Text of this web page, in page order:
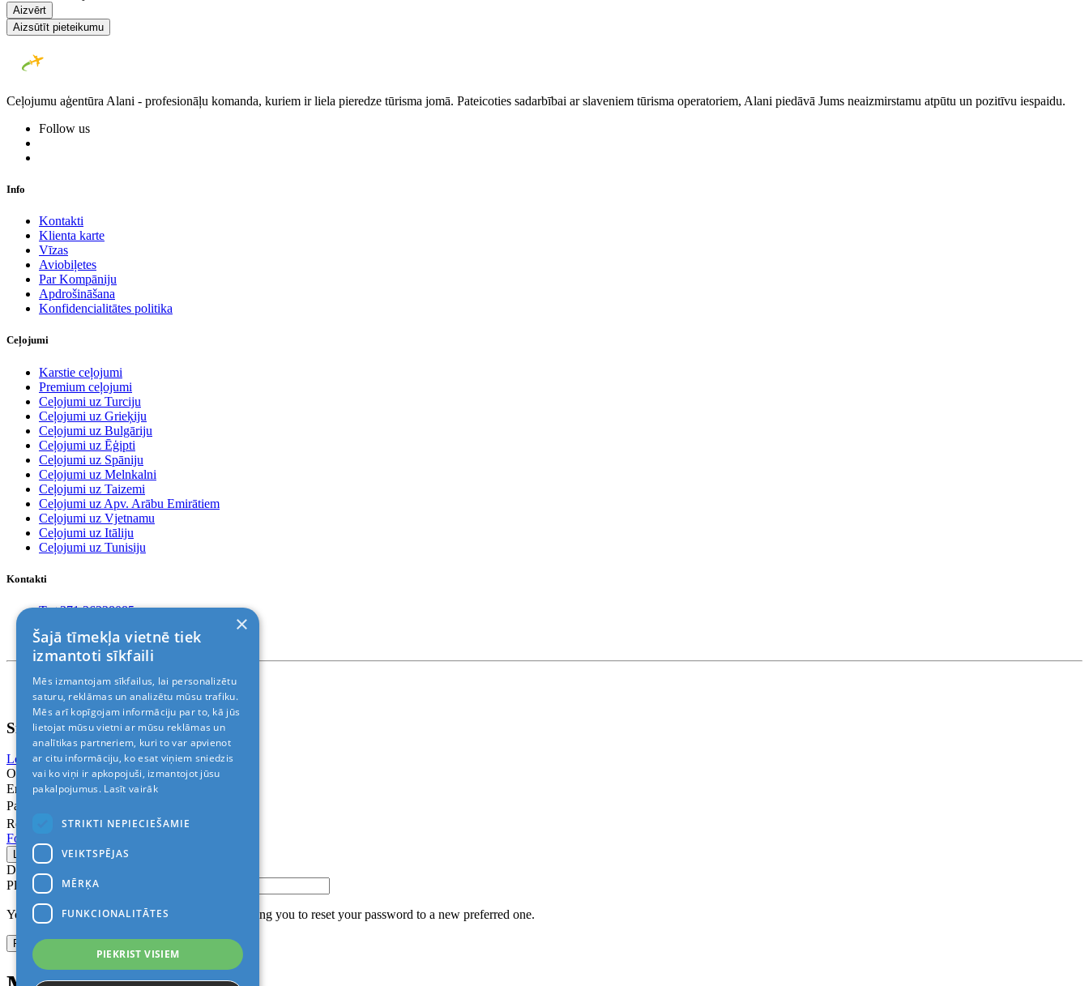
Aizvērt
Aizsūtīt pieteikumu
Ceļojumu aģentūra Alani - profesionāļu komanda, kuriem ir liela pieredze tūrisma jomā. Pateicoties sadarbībai ar slaveniem tūrisma operatoriem, Alani piedāvā Jums neaizmirstamu atpūtu un pozitīvu iespaidu.
Follow us
Info
Kontakti
Klienta karte
Vīzas
Aviobiļetes
Par Kompāniju
Apdrošināšana
Konfidencialitātes politika
Ceļojumi
Karstie ceļojumi
Premium ceļojumi
Ceļojumi uz Turciju
Ceļojumi uz Grieķiju
Ceļojumi uz Bulgāriju
Ceļojumi uz Ēģipti
Ceļojumi uz Spāniju
Ceļojumi uz Melnkalni
Ceļojumi uz Taizemi
Ceļojumi uz Apv. Arābu Emirātiem
Ceļojumi uz Vjetnamu
Ceļojumi uz Itāliju
Ceļojumi uz Tunisiju
Kontakti
T. +371 26228085
Rīga, Kr.Barona 88
Nosacījumi un atrunas
© 2011-2026> «ALANI SIA»
Sign In
Login with Facebook Login with Google
Or
Email
Password
Remember me
Forgot Password?
Don’t have an account?
Please confirm login email below
You will receive an email containing a link allowing you to reset your password to a new preferred one.
×
Šajā tīmekļa vietnē tiek
izmantoti sīkfaili
Mēs izmantojam sīkfailus, lai personalizētu
saturu, reklāmas un analizētu mūsu trafiku.
Mēs arī kopīgojam informāciju par to, kā jūs
lietojat mūsu vietni ar mūsu reklāmas un
analītikas partneriem, kuri to var apvienot
ar citu informāciju, ko esat viņiem sniedzis
vai ko viņi ir apkopojuši, izmantojot jūsu
pakalpojumus. Lasīt vairāk
STRIKTI NEPIECIEŠAMIE
VEIKTSPĒJAS
MĒRĶA
FUNKCIONALITĀTES
PIEKRIST VISIEM